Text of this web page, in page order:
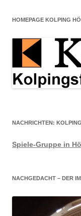
HOMEPAGE KOLPING
NACHRICHTEN:
Spiele-Gruppe in
NACHGEDACHT – DER